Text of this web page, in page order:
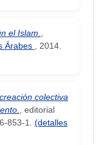
el Islam.
Árabes
2014
colectiva
editorial
853-1
(detalles